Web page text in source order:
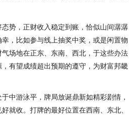
势，正财收入稳定到账，恰似山间潺潺
，比如参与线上抽奖中奖，或是闲置物
场地在正东、东南、西北，于这些办法
有望成绩超出预期的遵守，为财富邦畿
中游泳平，牌局放诞鼎新如精彩剧情，
就收。打牌的最好位置在西南、东北、